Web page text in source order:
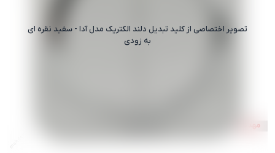
تصویر اختصاصی از کلید تبدیل دلند الکتریک مدل آدا - سفید نقره ای
به زودی